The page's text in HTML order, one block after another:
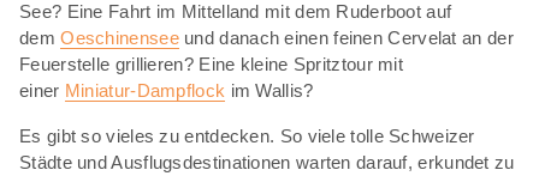
See? Eine Fahrt im Mittelland mit dem Ruderboot auf
demOeschinenseeund danach einen feinen Cervelat an der
Feuerstelle grillieren? Eine kleine Spritztour mit
einer Miniatur-Dampflock im Wallis?
Es gibt so vieles zu entdecken. So viele tolle Schweizer
Städte und Ausflugsdestinationen warten darauf, erkundet zu